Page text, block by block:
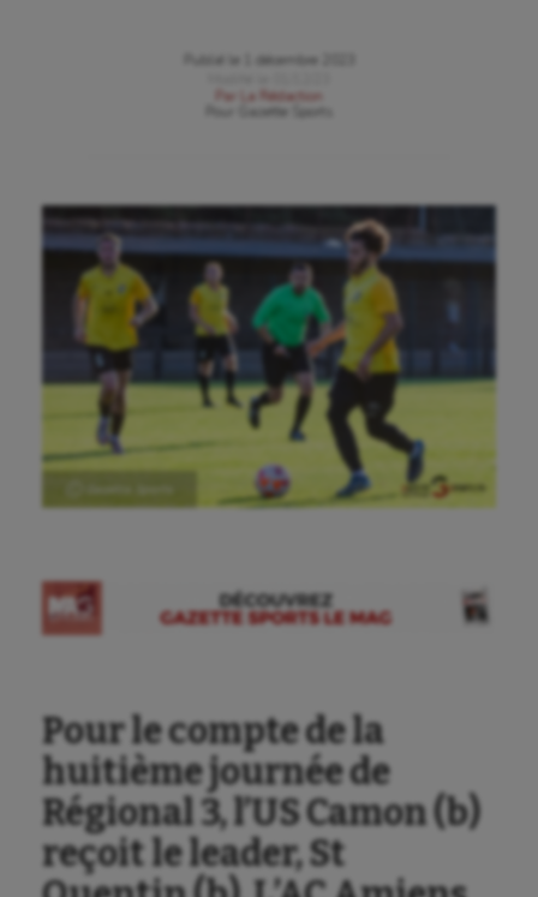
Publié le
1 décembre 2023
Par
La Rédaction
Gazette Sports
Pour le compte de la
huitième journée de
Régional 3, l’US Camon (b)
reçoit le leader, St